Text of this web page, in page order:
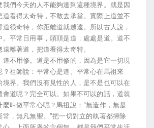
我們今天的人不能夠達到這種境界。就是因
道看得太奇特，不敢去承當。實際上道並不
很奇特，你距離道就越遠。所以古人說，
。平常日用事，頭頭是道，處處是道。道不
離著道，把道看得太奇特。
不用修。道是不用修的，因為是它一切現
？祖師說：平常心是道。平常心在馬祖來
境界。我們沒有見性的人，是不是也可以在
會道呢？完全可以。如果不可以的話，道就
麼叫做平常心呢？馬祖說：“無造作，無是
，無凡無聖。”把一切對立的執著都掃除